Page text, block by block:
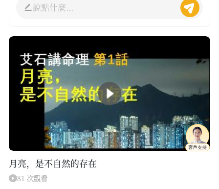
說點什麼...
13:33
月亮，是不自然的存在
81 次觀看